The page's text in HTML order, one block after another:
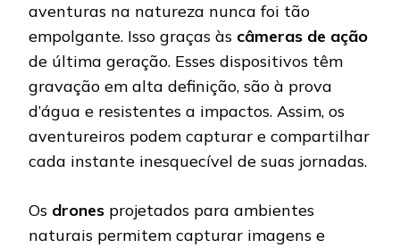
aventuras na natureza nunca foi tão
empolgante. Isso graças às câmeras de ação
de última geração. Esses dispositivos têm
gravação em alta definição, são à prova
d’água e resistentes a impactos. Assim, os
aventureiros podem capturar e compartilhar
cada instante inesquecível de suas jornadas.
Os drones projetados para ambientes
naturais permitem capturar imagens e